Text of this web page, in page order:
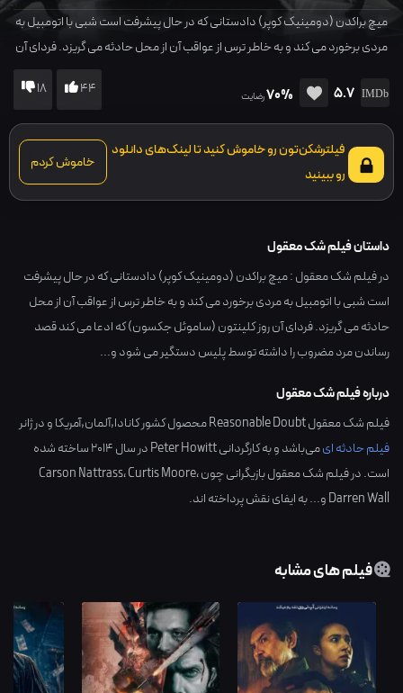
میچ براکدن (دومینیک کوپر) دادستانی که در حال پیشرفت است شبی با اتومبیل به
مردی برخورد می کند و به خاطر ترس از عواقب آن از محل حادثه می گریزد. فردای آن
روز کلینتون (ساموئل جکسون) که ادعا می کند قصد رساندن مرد مضروب را داشته
توسط پلیس دستگیر می شود و...
5.7
70%رضایت 44
18
فیلترشکن‌تون رو خاموش کنید تا لینک‌های دانلود
رو ببینید
خاموش کردم
داستان فیلم شک معقول
در فیلم شک معقول : میچ براکدن (دومینیک کوپر) دادستانی که در حال پیشرفت
است شبی با اتومبیل به مردی برخورد می کند و به خاطر ترس از عواقب آن از محل
حادثه می گریزد. فردای آن روز کلینتون (ساموئل جکسون) که ادعا می کند قصد
رساندن مرد مضروب را داشته توسط پلیس دستگیر می شود و...
درباره فیلم شک معقول
فیلم شک معقول Reasonable Doubt محصول کشور کانادا,آلمان,آمریکاو در ژانر
فیلم حادثه ایمی‌باشد و به کارگردانیPeter Howittدر سال2014ساخته شده
است. در فیلم شک معقول بازیگرانی چون
Carson Nattrass،Curtis Moore،
Darren Wallو... به ایفای نقش پرداخته اند.
فیلم های مشابه